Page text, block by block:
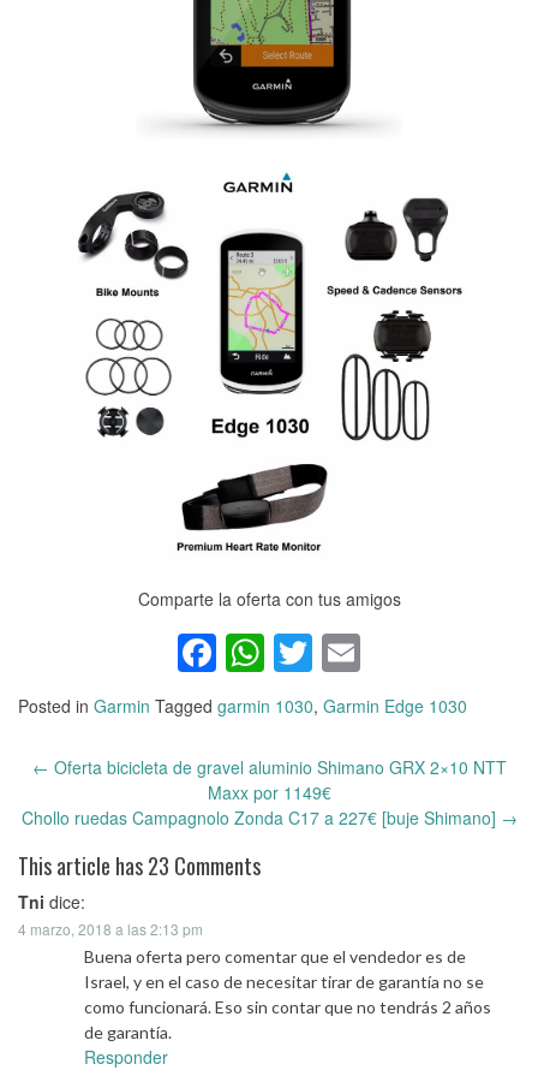
Comparte la oferta con tus amigos
Facebook
WhatsApp
Twitter
Posted in Garmin Tagged garmin 1030, Garmin Edge 1030
navigation
← Oferta bicicleta de gravel aluminio Shimano GRX 2×10 NTT
Maxx por 1149€
Chollo ruedas Campagnolo Zonda C17 a 227€ [buje Shimano] →
This article has 23 Comments
Tni dice:
4 marzo, 2018 a las 2:13 pm
Buena oferta pero comentar que el vendedor es de
Israel, y en el caso de necesitar tirar de garantía no se
como funcionará. Eso sin contar que no tendrás 2 años
de garantía.
Responder